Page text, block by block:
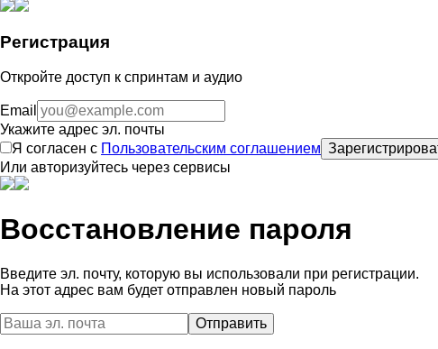
Регистрация
Откройте доступ к спринтам и аудио
Email
Укажите адрес эл. почты
Я согласен с Пользовательским соглашением
Или авторизуйтесь через сервисы
Восстановление пароля
Введите эл. почту, которую вы использовали при регистрации.
На этот адрес вам будет отправлен новый пароль